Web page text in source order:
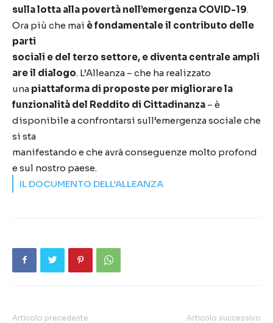
sulla lotta alla povertà nell’emergenza COVID-19.
Ora più che mai è fondamentale il contributo delle
parti
sociali e del terzo settore, e diventa centrale ampli
are il dialogo. L’Alleanza – che ha realizzato
una piattaforma di proposte per migliorare la
funzionalità del Reddito di Cittadinanza – è
disponibile a confrontarsi sull’emergenza sociale che
si sta
manifestando e che avrà conseguenze molto profond
e sul nostro paese.
IL DOCUMENTO DELL’ALLEANZA
Articolo precedente Articolo successivo